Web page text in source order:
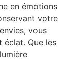
en émotions
votre
vous
éclat. Que les